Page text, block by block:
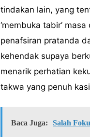
tindakan lain, yang
‘membuka tabir’
penafsiran pratanda
kehendak supaya
menarik perhatian
takwa yang penuh
Baca Juga: Salah